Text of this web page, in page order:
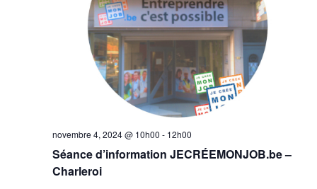
Séance d’information JECRÉEMONJOB.be –
Charleroi
novembre 4, 2024 @ 10h00 - 12h00